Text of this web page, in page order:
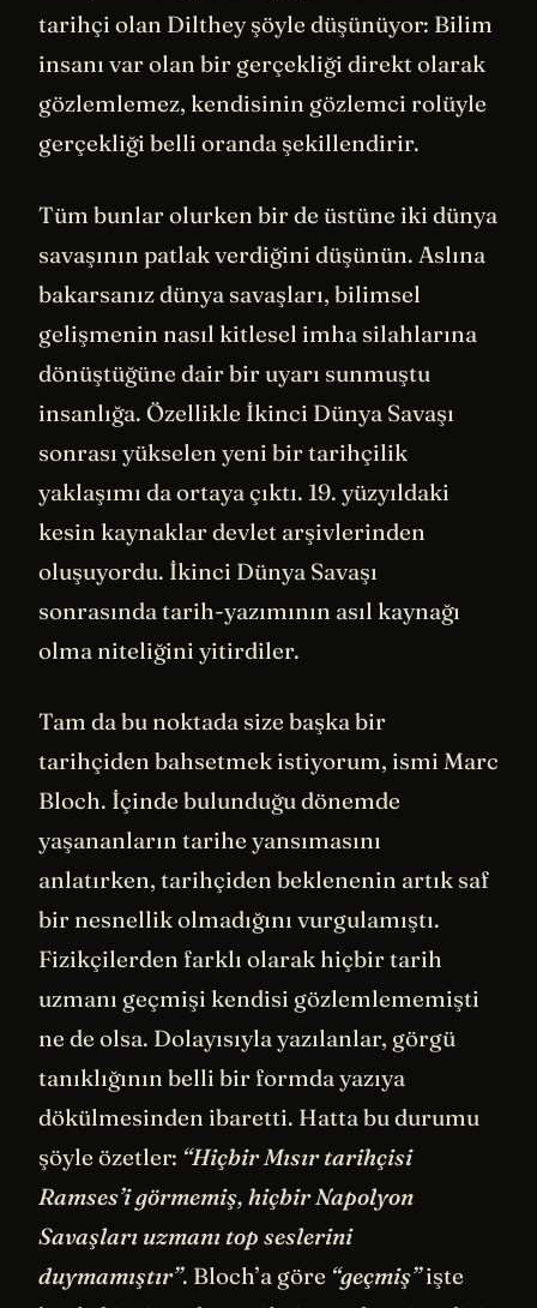
tarihçi olan Dilthey şöyle düşünüyor: Bilim
insanı var olan bir gerçekliği direkt olarak
gözlemlemez, kendisinin gözlemci rolüyle
gerçekliği belli oranda şekillendirir.
Tüm bunlar olurken bir de üstüne iki dünya
savaşının patlak verdiğini düşünün. Aslına
bakarsanız dünya savaşları, bilimsel
gelişmenin nasıl kitlesel imha silahlarına
dönüştüğüne dair bir uyarı sunmuştu
insanlığa. Özellikle İkinci Dünya Savaşı
sonrası yükselen yeni bir tarihçilik
yaklaşımı da ortaya çıktı. 19. yüzyıldaki
kesin kaynaklar devlet arşivlerinden
oluşuyordu. İkinci Dünya Savaşı
sonrasında tarih-yazımının asıl kaynağı
olma niteliğini yitirdiler.
Tam da bu noktada size başka bir
tarihçiden bahsetmek istiyorum, ismi Marc
Bloch. İçinde bulunduğu dönemde
yaşananların tarihe yansımasını
anlatırken, tarihçiden beklenenin artık saf
bir nesnellik olmadığını vurgulamıştı.
Fizikçilerden farklı olarak hiçbir tarih
uzmanı geçmişi kendisi gözlemlememişti
ne de olsa. Dolayısıyla yazılanlar, görgü
tanıklığının belli bir formda yazıya
dökülmesinden ibaretti. Hatta bu durumu
şöyle özetler: “Hiçbir Mısır tarihçisi
Ramses’i görmemiş, hiçbir Napolyon
Savaşları uzmanı top seslerini
duymamıştır”. Bloch’a göre “geçmiş”işte